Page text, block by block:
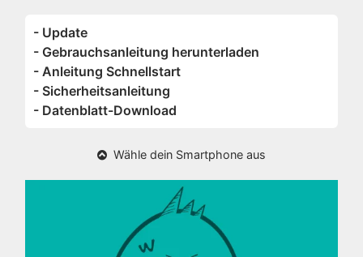
- Update
- Gebrauchsanleitung herunterladen
- Anleitung Schnellstart
- Sicherheitsanleitung
- Datenblatt-Download
Wähle dein Smartphone aus